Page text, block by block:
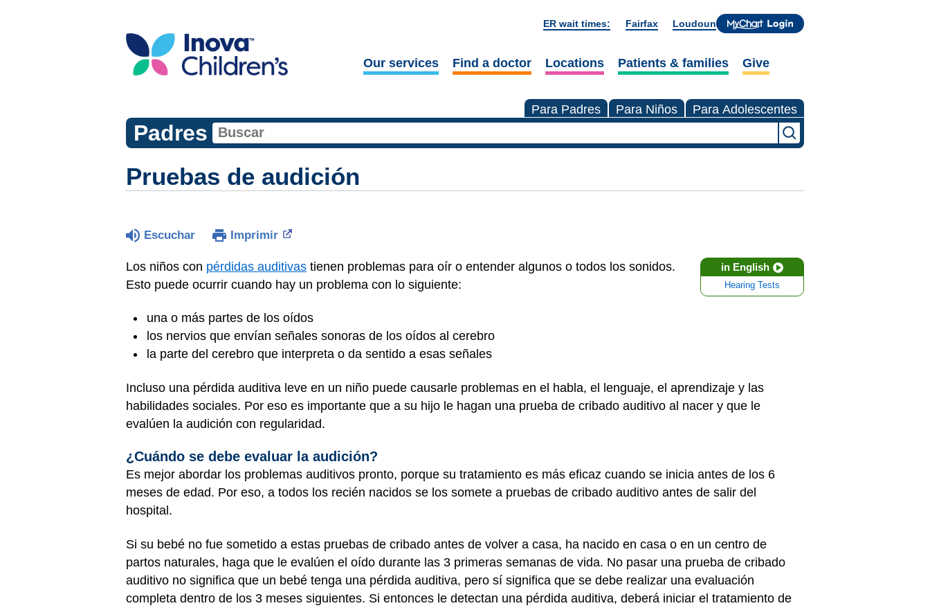
ER wait times: Fairfax Loudoun
Our services Find a doctor Locations Patients & families Give
Para Padres Para Niños Para Adolescentes
Padres
Pruebas de audición
Escuchar Imprimir
in English
Hearing Tests
Los niños con pérdidas auditivas tienen problemas para oír o entender algunos o todos los sonidos.
Esto puede ocurrir cuando hay un problema con lo siguiente:
una o más partes de los oídos
los nervios que envían señales sonoras de los oídos al cerebro
la parte del cerebro que interpreta o da sentido a esas señales
Incluso una pérdida auditiva leve en un niño puede causarle problemas en el habla, el lenguaje, el aprendizaje y las
habilidades sociales. Por eso es importante que a su hijo le hagan una prueba de cribado auditivo al nacer y que le
evalúen la audición con regularidad.
¿Cuándo se debe evaluar la audición?
Es mejor abordar los problemas auditivos pronto, porque su tratamiento es más eficaz cuando se inicia antes de los 6
meses de edad. Por eso, a todos los recién nacidos se los somete a pruebas de cribado auditivo antes de salir del
hospital.
Si su bebé no fue sometido a estas pruebas de cribado antes de volver a casa, ha nacido en casa o en un centro de
partos naturales, haga que le evalúen el oído durante las 3 primeras semanas de vida. No pasar una prueba de cribado
auditivo no significa que un bebé tenga una pérdida auditiva, pero sí significa que se debe realizar una evaluación
completa dentro de los 3 meses siguientes. Si entonces le detectan una pérdida auditiva, deberá iniciar el tratamiento de